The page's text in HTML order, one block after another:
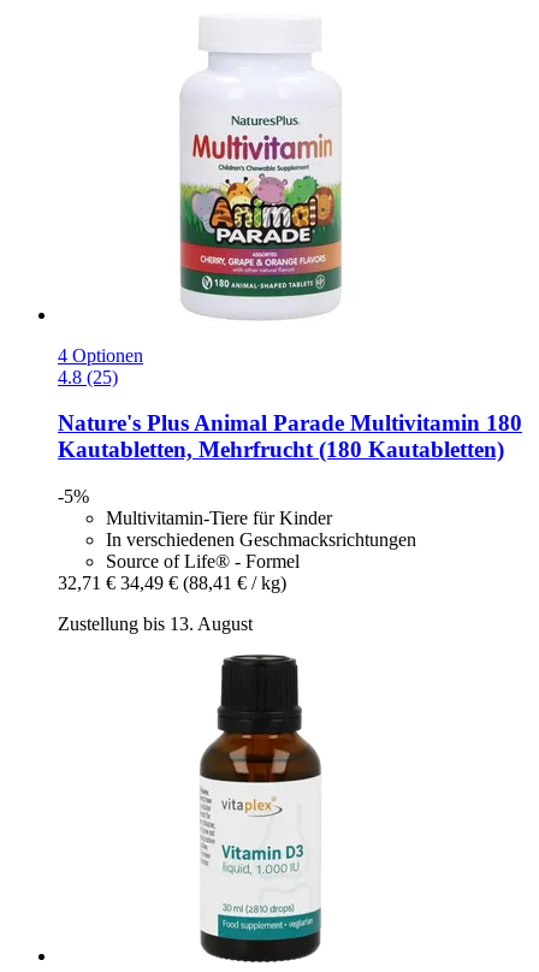
4 Optionen
4.8 (25)
Nature's PlusAnimal Parade Multivitamin 180
Kautabletten, Mehrfrucht (180 Kautabletten)
-5%
Multivitamin-Tiere für Kinder
In verschiedenen Geschmacksrichtungen
Source of Life® - Formel
32,71 € 34,49 € (88,41 € / kg)
Zustellung bis 13. August